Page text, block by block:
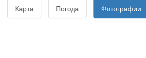
Карта Погода Фотографии